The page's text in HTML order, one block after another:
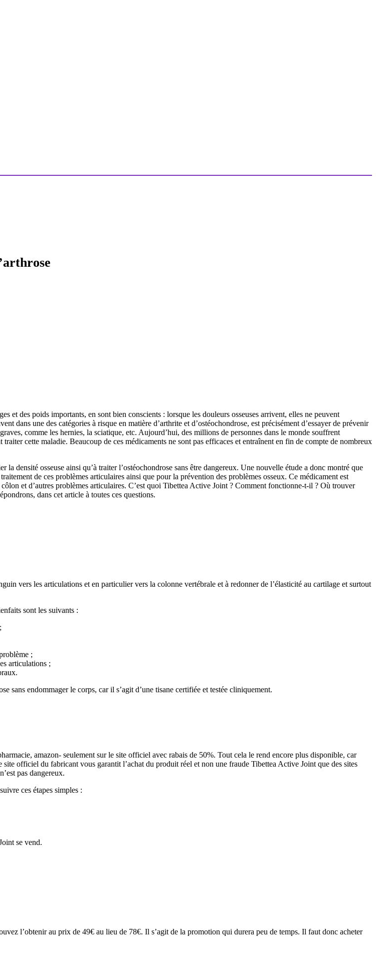
et des poids importants, en sont bien conscients : lorsque les douleurs osseuses arrivent, elles ne peuvent
dans une des catégories à risque en matière d’arthrite et d’ostéochondrose, est précisément d’essayer de prévenir
comme les hernies, la sciatique, etc. Aujourd’hui, des millions de personnes dans le monde souffrent
cette maladie. Beaucoup de ces médicaments ne sont pas efficaces et entraînent en fin de compte de nombreux
densité osseuse ainsi qu’à traiter l’ostéochondrose sans être dangereux. Une nouvelle étude a donc montré que
de ces problèmes articulaires ainsi que pour la prévention des problèmes osseux. Ce médicament est
et d’autres problèmes articulaires. C’est quoi Tibettea Active Joint ? Comment fonctionne-t-il ? Où trouver
dans cet article à toutes ces questions.
vers les articulations et en particulier vers la colonne vertébrale et à redonner de l’élasticité au cartilage et surtout
sont les suivants :
;
articulations ;
sans endommager le corps, car il s’agit d’une tisane certifiée et testée cliniquement.
amazon- seulement sur le site officiel avec rabais de 50%. Tout cela le rend encore plus disponible, car
officiel du fabricant vous garantit l’achat du produit réel et non une fraude Tibettea Active Joint que des sites
pas dangereux.
ces étapes simples :
se vend.
l’obtenir au prix de 49€ au lieu de 78€. Il s’agit de la promotion qui durera peu de temps. Il faut donc acheter